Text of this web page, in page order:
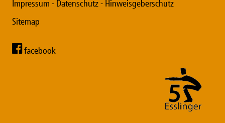
Impressum - Datenschutz - Hinweisgeberschutz
Sitemap
facebook